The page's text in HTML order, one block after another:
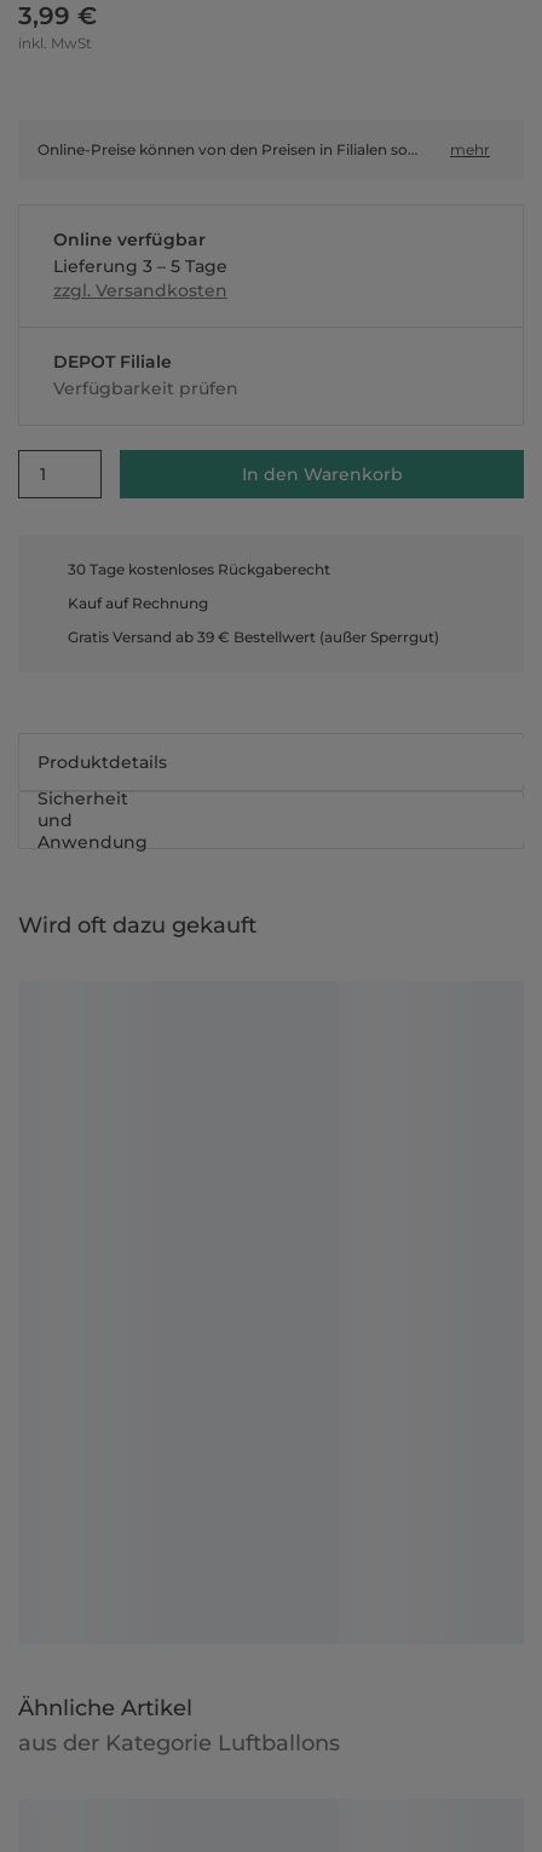
3,99 €
inkl. MwSt
Online-Preise können von den Preisen in Filialen sowie Shop-in-Shop-Flächen abweichen. mehr
Online verfügbar
Lieferung 3 – 5 Tage
zzgl. Versandkosten
DEPOT Filiale
Verfügbarkeit prüfen
1 In den Warenkorb
30 Tage kostenloses Rückgaberecht
Kauf auf Rechnung
Gratis Versand ab 39 € Bestellwert (außer Sperrgut)
Produktdetails
Sicherheit
und
Anwendung
Wird oft dazu gekauft
Ähnliche Artikel
aus der Kategorie Luftballons